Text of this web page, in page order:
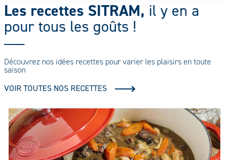
Les recettes SITRAM, il y en a
pour tous les goûts !
Découvrez nos idées recettes pour varier les plaisirs en toute
saison
VOIR TOUTES NOS RECETTES